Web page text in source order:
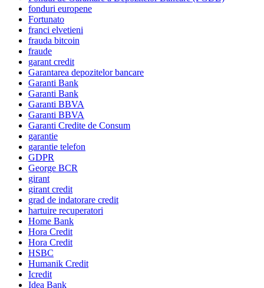
fonduri europene
Fortunato
franci elvetieni
frauda bitcoin
fraude
garant credit
Garantarea depozitelor bancare
Garanti Bank
Garanti Bank
Garanti BBVA
Garanti BBVA
Garanti Credite de Consum
garantie
garantie telefon
GDPR
George BCR
girant
girant credit
grad de indatorare credit
hartuire recuperatori
Home Bank
Hora Credit
Hora Credit
HSBC
Humanik Credit
Icredit
Idea Bank